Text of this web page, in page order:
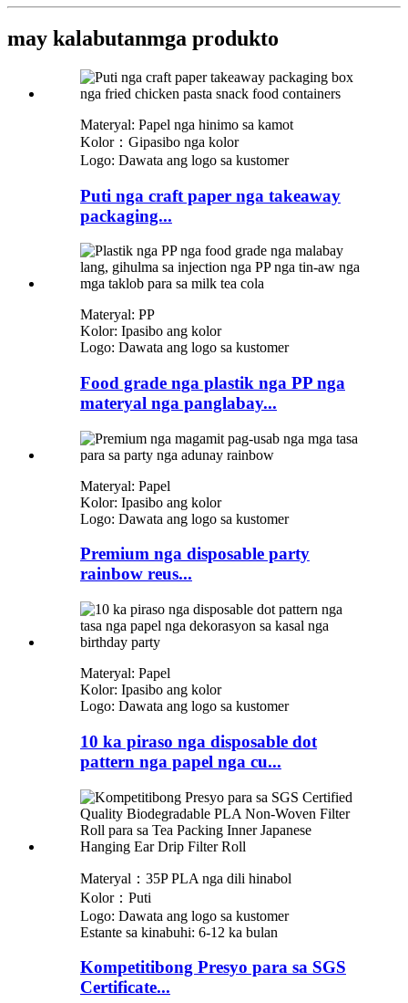
may kalabutanmga produkto
Materyal: Papel nga hinimo sa kamot
Kolor：Gipasibo nga kolor
Logo: Dawata ang logo sa kustomer
Puti nga craft paper nga takeaway
packaging...
Materyal: PP
Kolor: Ipasibo ang kolor
Logo: Dawata ang logo sa kustomer
Food grade nga plastik nga PP nga
materyal nga panglabay...
Materyal: Papel
Kolor: Ipasibo ang kolor
Logo: Dawata ang logo sa kustomer
Premium nga disposable party
rainbow reus...
Materyal: Papel
Kolor: Ipasibo ang kolor
Logo: Dawata ang logo sa kustomer
10 ka piraso nga disposable dot
pattern nga papel nga cu...
Materyal：35P PLA nga dili hinabol
Kolor：Puti
Logo: Dawata ang logo sa kustomer
Estante sa kinabuhi: 6-12 ka bulan
Kompetitibong Presyo para sa SGS
Certificate...